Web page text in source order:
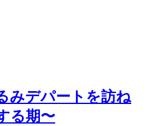
みデパートを訪ね
る期〜